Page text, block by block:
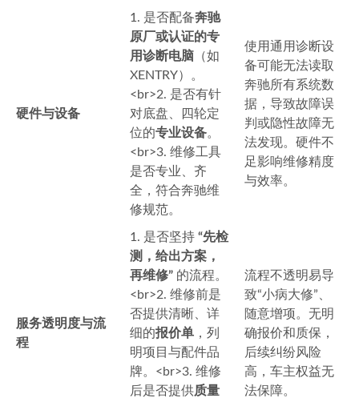
硬件与设备
1. 是否配备奔驰
原厂或认证的专
用诊断电脑 （如
XENTRY）。
<br>2. 是否有针
对底盘、四轮定
位的专业设备。
<br>3. 维修工具
是否专业、齐
全，符合奔驰维
修规范。
使用通用诊断设
备可能无法读取
奔驰所有系统数
据，导致故障误
判或隐性故障无
法发现。硬件不
足影响维修精度
与效率。
服务透明度与流
程
1. 是否坚持 “先检
测，给出方案，
再维修” 的流程。
<br>2. 维修前是
否提供清晰、详
细的报价单 ，列
明项目与配件品
牌。<br>3. 维修
后是否提供质量
流程不透明易导
致“小病大修”、
随意增项。无明
确报价和质保，
后续纠纷风险
高，车主权益无
法保障。